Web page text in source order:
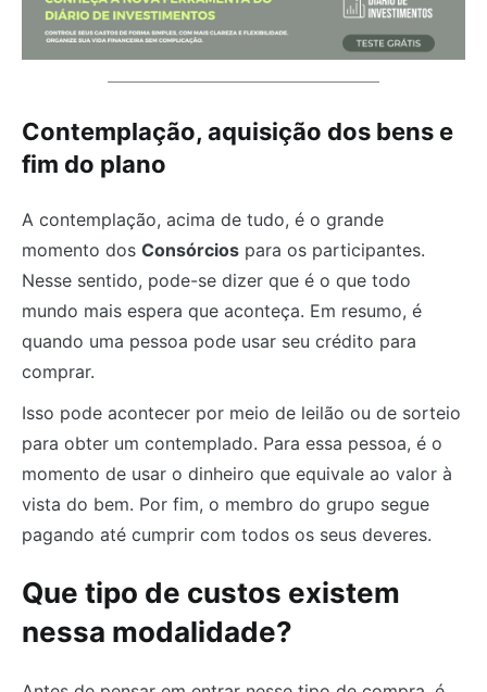
Contemplação, aquisição dos bens e
fim do plano
A contemplação, acima de tudo, é o grande
momento dos Consórcios para os participantes.
Nesse sentido, pode-se dizer que é o que todo
mundo mais espera que aconteça. Em resumo, é
quando uma pessoa pode usar seu crédito para
comprar.
Isso pode acontecer por meio de leilão ou de sorteio
para obter um contemplado. Para essa pessoa, é o
momento de usar o dinheiro que equivale ao valor à
vista do bem. Por fim, o membro do grupo segue
pagando até cumprir com todos os seus deveres.
Que tipo de custos existem
nessa modalidade?